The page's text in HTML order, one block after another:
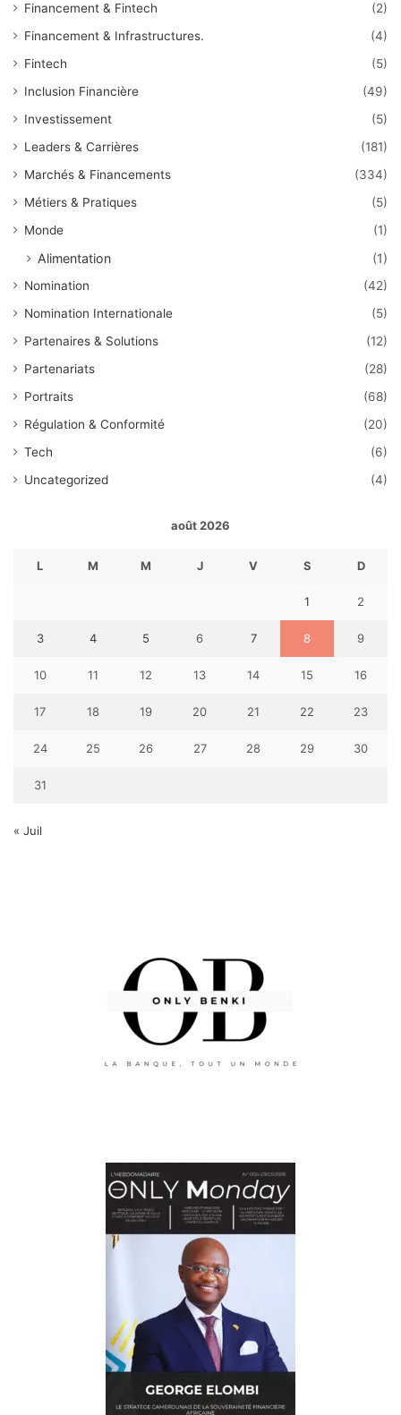
Financement & Fintech
(2)
Financement & Infrastructures.
(4)
Fintech
(5)
Inclusion Financière
(49)
Investissement
(5)
Leaders & Carrières
(181)
Marchés & Financements
(334)
Métiers & Pratiques
(5)
Monde
(1)
Alimentation (1)
Nomination
(42)
Nomination Internationale
(5)
Partenaires & Solutions
(12)
Partenariats
(28)
Portraits
(68)
Régulation & Conformité
(20)
Tech
(6)
Uncategorized
(4)
août 2026
L M M J V S D
1 2
3 4 5 6 7 8 9
10 11 12 13 14 15 16
17 18 19 20 21 22 23
24 25 26 27 28 29 30
31
« Juil